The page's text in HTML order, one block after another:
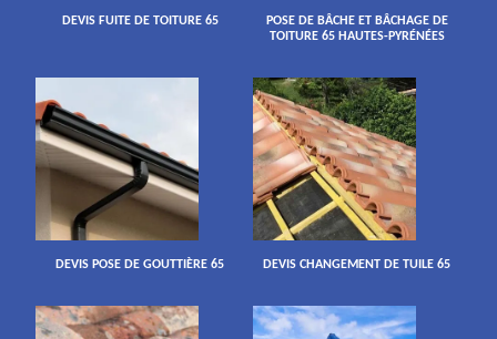
DEVIS FUITE DE TOITURE 65
POSE DE BÂCHE ET BÂCHAGE DE
TOITURE 65 HAUTES-PYRÉNÉES
DEVIS POSE DE GOUTTIÈRE 65 DEVIS CHANGEMENT DE TUILE 65